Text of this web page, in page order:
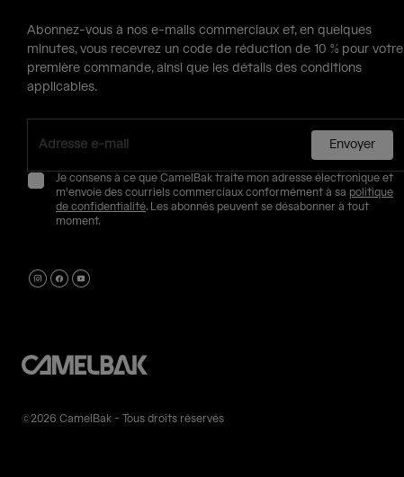
Abonnez-vous à nos e-mails commerciaux et, en quelques
minutes, vous recevrez un code de réduction de 10 % pour votre
première commande, ainsi que les détails des conditions
applicables.
Envoyer
Je consens à ce que CamelBak traite mon adresse électronique et
m'envoie des courriels commerciaux conformément à sa politique
de confidentialité. Les abonnés peuvent se désabonner à tout
moment.
©2026 CamelBak - Tous droits réservés